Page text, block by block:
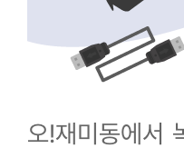
오!재미동에서